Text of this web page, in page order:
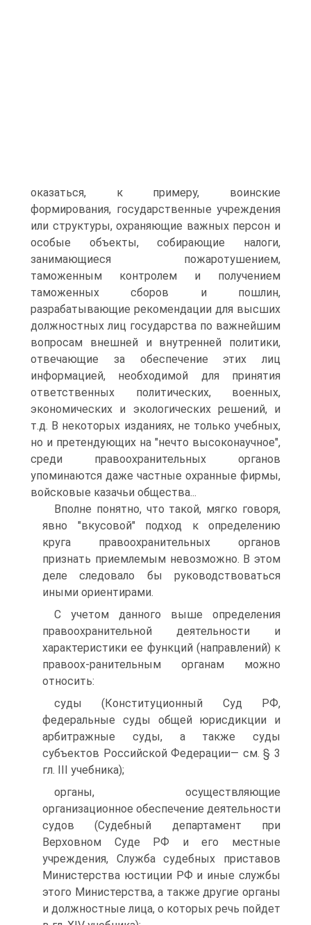
оказаться, к примеру, воинские
формирования, государственные учреждения
или структуры, охраняющие важных персон и
особые объекты, собирающие налоги,
занимающиеся пожаротушением,
таможенным контролем и получением
таможенных сборов и пошлин,
разрабатывающие рекомендации для высших
должностных лиц государства по важнейшим
вопросам внешней и внутренней политики,
отвечающие за обеспечение этих лиц
информацией, необходимой для принятия
ответственных политических, военных,
экономических и экологических решений, и
т.д. В некоторых изданиях, не только учебных,
но и претендующих на "нечто высоконаучное",
среди правоохранительных органов
упоминаются даже частные охранные фирмы,
войсковые казачьи общества...
Вполне понятно, что такой, мягко говоря,
явно "вкусовой" подход к определению
круга правоохранительных органов
признать приемлемым невозможно. В этом
деле следовало бы руководствоваться
иными ориентирами.
С учетом данного выше определения
правоохранительной деятельности и
характеристики ее функций (направлений) к
правоох-ранительным органам можно
относить:
суды (Конституционный Суд РФ,
федеральные суды общей юрисдикции и
арбитражные суды, а также суды
субъектов Российской Федерации— см. § 3
гл. III учебника);
органы, осуществляющие
организационное обеспечение деятельности
судов (Судебный департамент при
Верховном Суде РФ и его местные
учреждения, Служба судебных приставов
Министерства юстиции РФ и иные службы
этого Министерства, а также другие органы
и должностные лица, о которых речь пойдет